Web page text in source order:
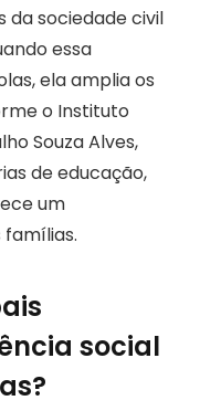
da sociedade civil
essa
ela amplia os
o Instituto
Souza Alves,
de educação,
um
social